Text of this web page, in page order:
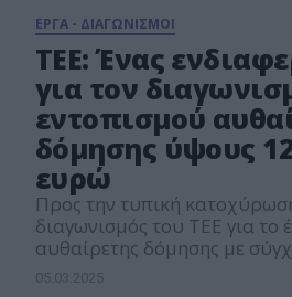
ΕΡΓΑ - ΔΙΑΓΩΝΙΣΜΟΙ
ΤΕΕ: Ένας
για τον
εντοπισμού
δόμησης ύψους
ευρώ
Προς την τυπική
διαγωνισμός του ΤΕΕ για το
αυθαίρετης δόμησης με